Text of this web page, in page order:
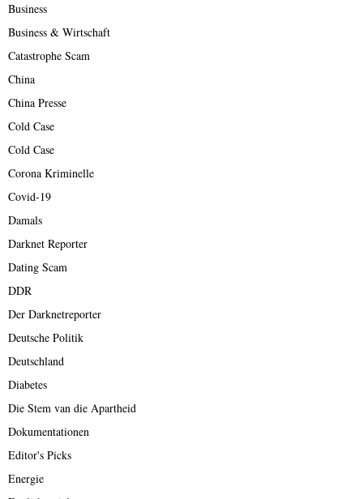
Business
Business & Wirtschaft
Catastrophe Scam
China
China Presse
Cold Case
Cold Case
Corona Kriminelle
Covid-19
Damals
Darknet Reporter
Dating Scam
DDR
Der Darknetreporter
Deutsche Politik
Deutschland
Diabetes
Die Stem van die Apartheid
Dokumentationen
Editor's Picks
Energie